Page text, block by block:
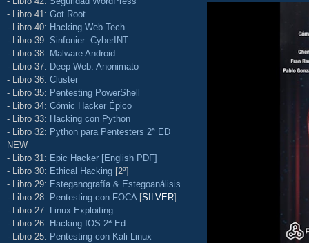
- Libro 41: Got Root
- Libro 40: Hacking Web Tech
- Libro 39: Sinfonier: CyberINT
- Libro 38: Malware Android
- Libro 37: Deep Web: Anonimato
- Libro 36: Cluster
- Libro 35: Pentesting PowerShell
- Libro 34: Cómic Hacker Épico
- Libro 33: Hacking con Python
- Libro 32: Python para Pentesters 2ª ED
NEW
- Libro 31: Epic Hacker [English PDF]
- Libro 30: Ethical Hacking [2ª]
- Libro 29: Esteganografía & Estegoanálisis
- Libro 28: Pentesting con FOCA [SILVER]
- Libro 27:
Linux Exploiting
- Libro 26: Hacking IOS 2ª Ed
- Libro 25: Pentesting con Kali Linux